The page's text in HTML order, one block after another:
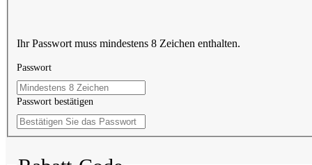
Ihr Passwort muss mindestens 8 Zeichen enthalten.
Passwort
Passwort bestätigen